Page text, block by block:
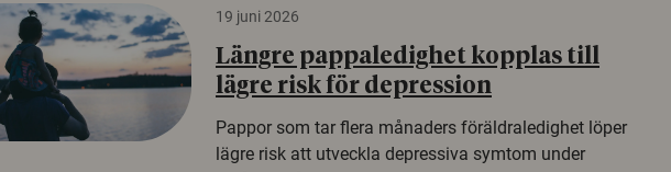
19 juni 2026
Längre pappaledighet kopplas till
lägre risk för depression
Pappor som tar flera månaders föräldraledighet löper
lägre risk att utveckla depressiva symtom under